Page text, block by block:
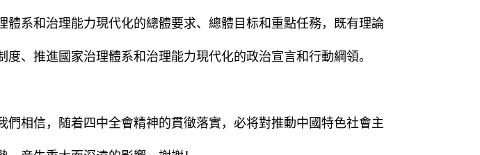
系和治理能力現代化的總體要求、總體目标和重點任務，既有理論
、推進國家治理體系和治理能力現代化的政治宣言和行動綱領。
相信，随着四中全會精神的貫徹落實，必将對推動中國特色社會主